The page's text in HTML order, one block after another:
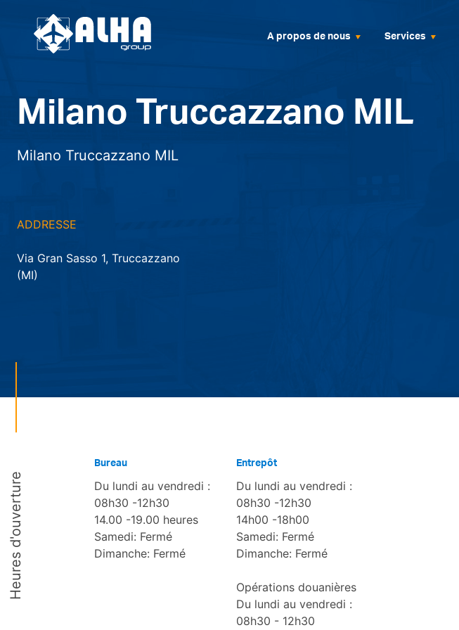
A propos de nous Services
Milano Truccazzano MIL
Milano Truccazzano MIL
ADDRESSE
Via Gran Sasso 1, Truccazzano
(MI)
Heures d'ouverture
Bureau
Du lundi au vendredi :
08h30 -12h30
14.00 -19.00 heures
Samedi: Fermé
Dimanche: Fermé
Entrepôt
Du lundi au vendredi :
08h30 -12h30
14h00 -18h00
Samedi: Fermé
Dimanche: Fermé
Opérations douanières
Du lundi au vendredi :
08h30 - 12h30